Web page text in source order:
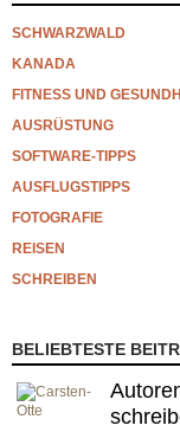
SCHWARZWALD
KANADA
FITNESS UND
AUSRÜSTUNG
SOFTWARE-TIPPS
AUSFLUGSTIPPS
FOTOGRAFIE
REISEN
SCHREIBEN
BELIEBTESTE